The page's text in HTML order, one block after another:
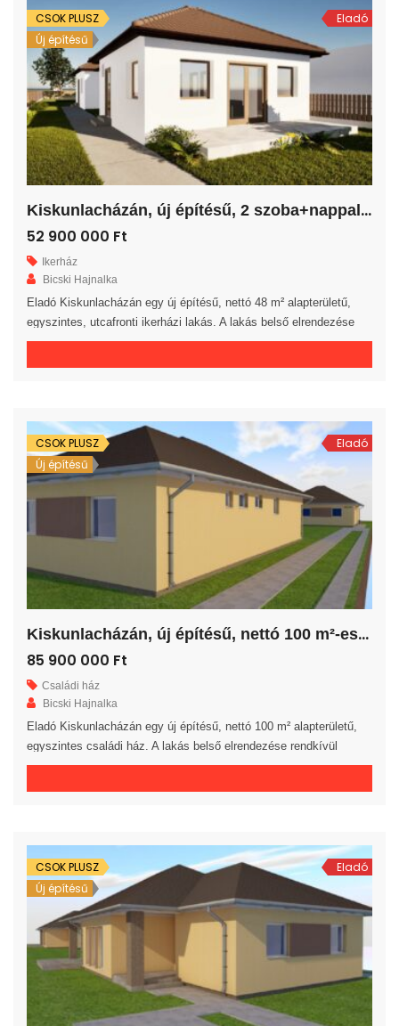
CSOK PLUSZ
Új építésű
Eladó
K
iskunlacházán, új építésű, 2 szoba+nappalis ikerház!
52 900 000 Ft
Ikerház
Bicski Hajnalka
Eladó Kiskunlacházán egy új építésű, nettó 48 m² alapterületű,
egyszintes, utcafronti ikerházi lakás. A lakás belső elrendezése
rendkívül praktikus és kényelmes 2 hálószoba, fürdőszoba, külön
téglából, […]
CSOK PLUSZ
Új építésű
Eladó
K
iskunlacházán, új építésű, nettó 100 m²-es családi ház!
85 900 000 Ft
Családi ház
Bicski Hajnalka
Eladó Kiskunlacházán egy új építésű, nettó 100 m² alapterületű,
egyszintes családi ház. A lakás belső elrendezése rendkívül
praktikus és kényelmes 3 hálószoba, gardrób, fürdőszoba, külön
ingatlan 30-as […]
CSOK PLUSZ
Új építésű
Eladó